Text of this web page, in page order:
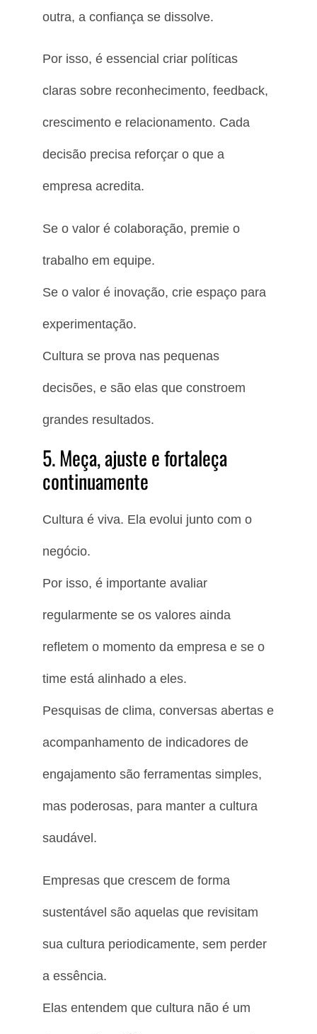
outra, a confiança se dissolve.
Por isso, é essencial criar políticas
claras sobre reconhecimento, feedback,
crescimento e relacionamento. Cada
decisão precisa reforçar o que a
empresa acredita.
Se o valor é colaboração, premie o
trabalho em equipe.
Se o valor é inovação, crie espaço para
experimentação.
Cultura se prova nas pequenas
decisões, e são elas que constroem
grandes resultados.
5. Meça, ajuste e fortaleça
continuamente
Cultura é viva. Ela evolui junto com o
negócio.
Por isso, é importante avaliar
regularmente se os valores ainda
refletem o momento da empresa e se o
time está alinhado a eles.
Pesquisas de clima, conversas abertas e
acompanhamento de indicadores de
engajamento são ferramentas simples,
mas poderosas, para manter a cultura
saudável.
Empresas que crescem de forma
sustentável são aquelas que revisitam
sua cultura periodicamente, sem perder
a essência.
Elas entendem que cultura não é um